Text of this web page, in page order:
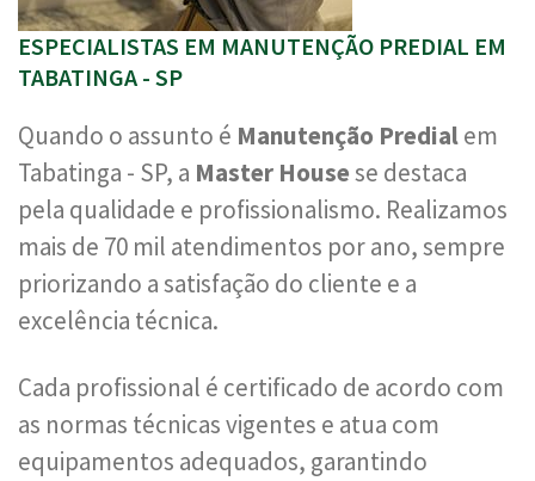
ESPECIALISTAS EM MANUTENÇÃO PREDIAL EM
TABATINGA - SP
Quando o assunto é Manutenção Predialem
Tabatinga - SP, a Master Housese destaca
pela qualidade e profissionalismo. Realizamos
mais de 70 mil atendimentos por ano, sempre
priorizando a satisfação do cliente e a
excelência técnica.
Cada profissional é certificado de acordo com
as normas técnicas vigentes e atua com
equipamentos adequados, garantindo